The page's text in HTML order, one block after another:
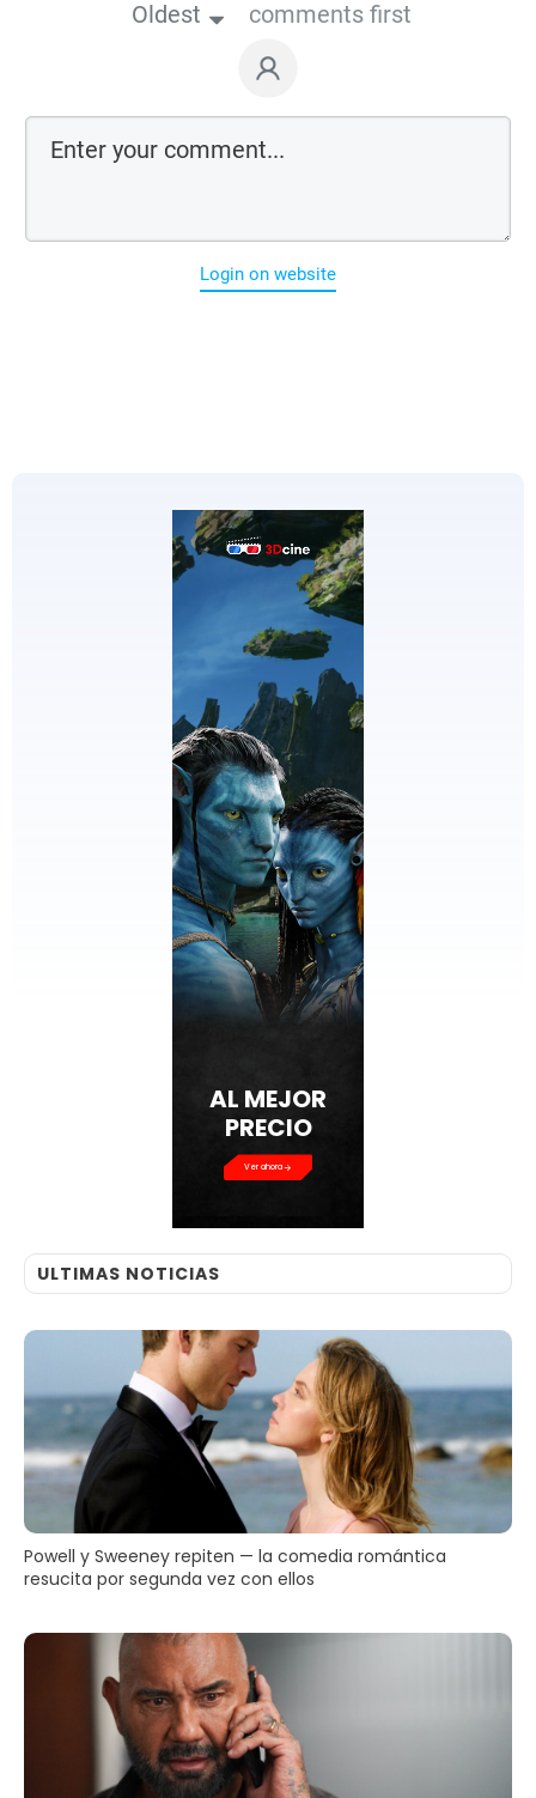
Oldest comments first
Login on website
AL MEJOR
PRECIO
Ver ahora
ULTIMAS NOTICIAS
Powell y Sweeney repiten — la comedia romántica
resucita por segunda vez con ellos